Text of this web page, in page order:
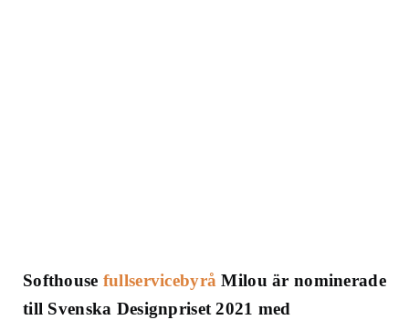
Softhouse fullservicebyråMilou är nominerade
till Svenska Designpriset 2021 med